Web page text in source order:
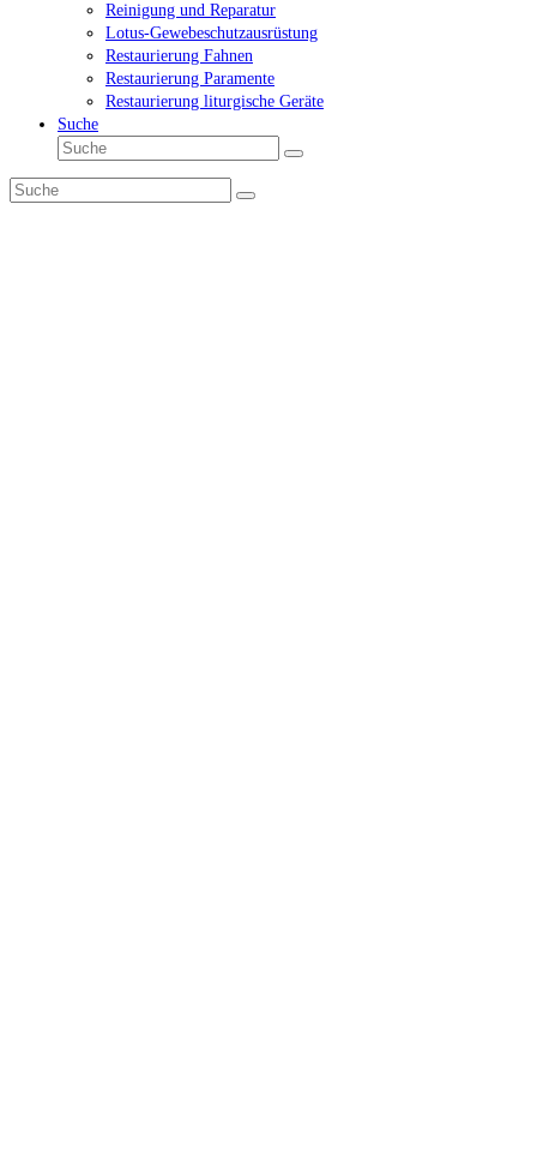
Reinigung und Reparatur
Lotus-Gewebeschutzausrüstung
Restaurierung Fahnen
Restaurierung Paramente
Restaurierung liturgische Geräte
Suche
Suche
Senden
Suche
Senden